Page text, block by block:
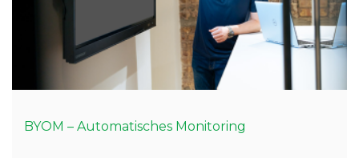
BYOM – Automatisches Monitoring